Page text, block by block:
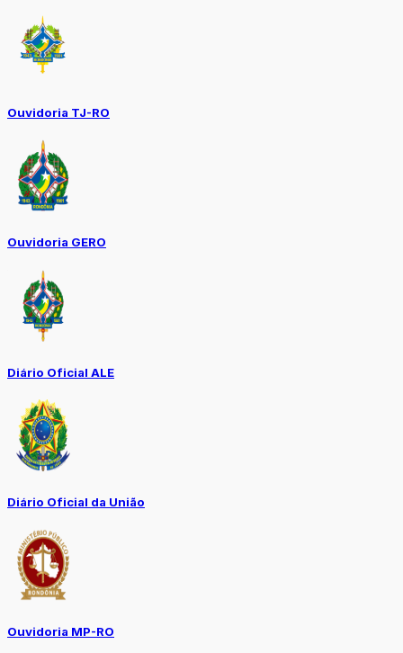
Ouvidoria TJ-RO
Ouvidoria GERO
Diário Oficial ALE
Diário Oficial da União
Ouvidoria MP-RO